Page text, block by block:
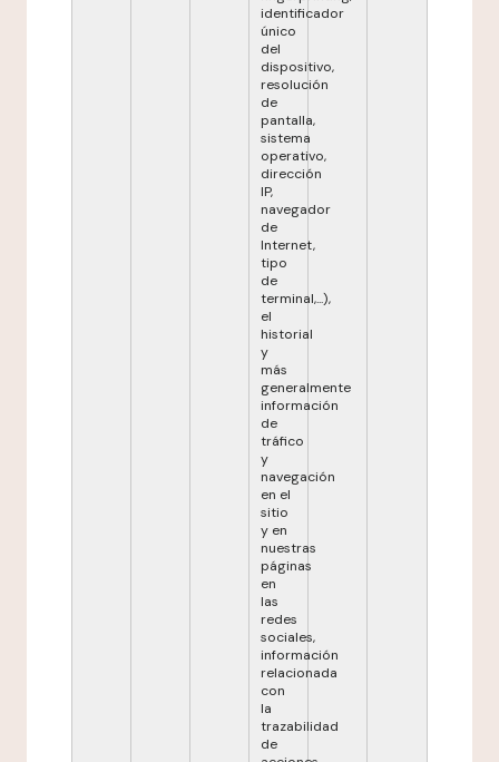
identificador
único
del
dispositivo,
resolución
de
pantalla,
sistema
operativo,
dirección
IP,
navegador
de
Internet,
tipo
de
terminal,...),
el
historial
y
más
generalmente
información
de
tráfico
y
navegación
en el
sitio
y en
nuestras
páginas
en
las
redes
sociales,
información
relacionada
con
la
trazabilidad
de